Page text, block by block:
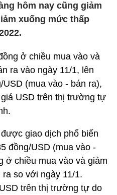
hôm nay cũng giảm
xuống mức thấp
ở chiều mua vào và
ra vào ngày 11/1, lên
(mua vào - bán ra),
USD trên thị trường tự
giao dịch phổ biến
đồng/USD (mua vào -
ở chiều mua vào và giảm
so với ngày 11/1.
trên thị trường tự do